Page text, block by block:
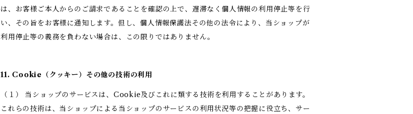
は、お客様ご本人からのご請求であることを確認の上で、遅滞なく個人情報の利用停止等を行
い、その旨をお客様に通知します。但し、個人情報保護法その他の法令により、当ショップが
利用停止等の義務を負わない場合は、この限りではありません。
11. Cookie（クッキー）その他の技術の利用
（１） 当ショップのサービスは、Cookie及びこれに類する技術を利用することがあります。
これらの技術は、当ショップによる当ショップのサービスの利用状況等の把握に役立ち、サー